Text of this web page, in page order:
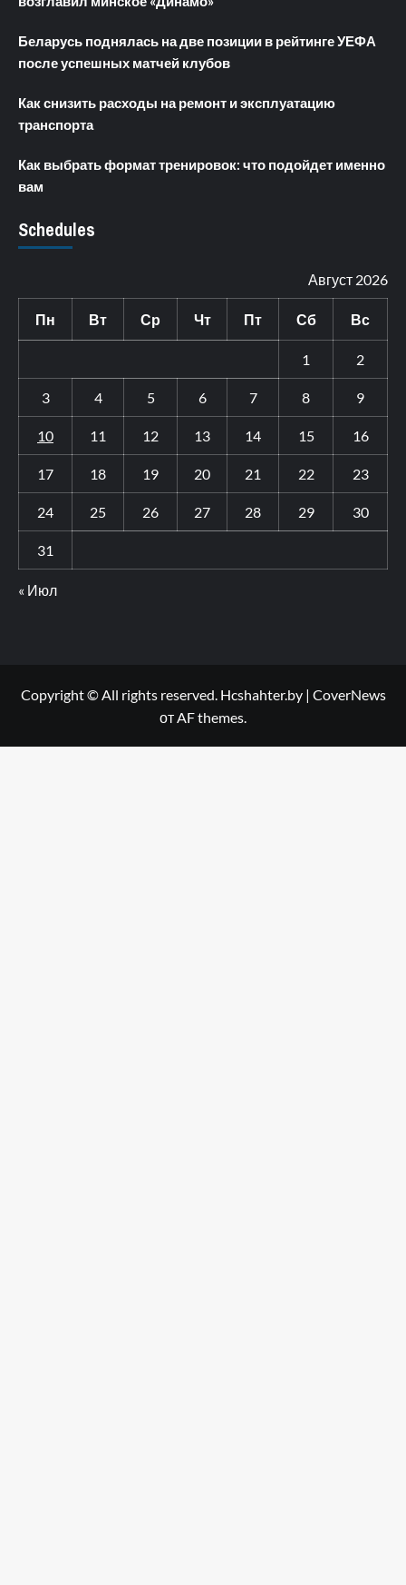
Беларусь поднялась на две позиции в рейтинге УЕФА
после успешных матчей клубов
Как снизить расходы на ремонт и эксплуатацию
транспорта
Как выбрать формат тренировок: что подойдет именно
вам
Schedules
Август 2026
Пн Вт Ср Чт Пт Сб Вс
1 2
3 4 5 6 7 8 9
10 11 12 13 14 15 16
17 18 19 20 21 22 23
24 25 26 27 28 29 30
31
« Июл
Copyright © All rights reserved. Hcshahter.by | CoverNews
от AF themes.